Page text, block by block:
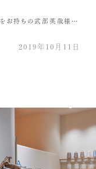
広告・イベント運営会社を経営され、幅広い人脈をお持ちの武部英哉様ご夫妻にお伺いしました ―kokikuを知ったきっかけを教えてください 英哉様：十何年以上前に仕事を通じてkokikuを知りました。 ―kokikuの羽毛布団の使用感はいかがですか？ 英哉様：暖かいというのが第一印象で、今まで使っていたものとの違いに驚きました。出張に行くとホテルの布団が重く感じるので、軽くて暖かい布団でいつも寝られていることに感謝しています。 自分が使って良いなと思う物をプレゼントしたいと思っているので、両親やお客様へのお祝いなどにもkokikuの羽毛布団を贈っています。研究者の父は、数字の裏付けデータをしっかりと持つ、そういう意味では細かくてこだわりのある人だと思いますが、素材と加工にこだわったkokikuの寝具をプレゼントすると喜びます。父だけでなく、プレゼントしたほとんどの人は「今まで使っていたものは何だったのだろう。」と言って本当に喜んでくれます(笑)包装もとても奇麗にして贈っていただけるので、安心してプレゼントすることができます。 ひと美様：寒いときに暖かいだけでなく、暑いときには涼しく快適なので、私と息子は真夏以外の3シーズンを使用しています。 ―寝具を選ぶときのこだわりはありますか？ 英哉様：ベッドのマットレスはアスリート並みにこだわっています(笑) 寝るときの恰好はあまりこだわっていないので、今以上睡眠の質を上げるには、寝ていて楽なパジャマを着るとか、寝る前に心地よい照明や香り（お香やディフィーザー）なども意識したほうが良いのかなと思います。 ひと美様：カバー類やパジャマはコットン素材が好きです。疲れがあまり残らないような気がします。また、枕は羽毛のもの(ダウンピロー)が一番楽です。 ―仕事をするうえで武部さんが大切にしていることは何ですか？ 英哉様：お客様の想像を超えたいと常に思っています。そのためには目の前の仕事を正確にこなすことも大切だと思います。そういう意味で、素材にこだわって良いものを提供して、人を笑顔にさせるkokikuの仕事と一緒だと思います。今後kokikuにはもうひとつ上の質の良い睡眠の提案、例えば香りや照明、マットレス、カバー類のコーディネイト、服などトータル的な寝室のプロデュースをしてほしいなと期待しています。 武部 英哉様株式会社エーアイ・ソリューション 代表取締役社長 小学校2年から高校まで野球漬け、大学時代のイベントの企画運営活動から広告に興味をもちはじめ、2012年に新宿区神楽坂にて医療系広告・イベント運営会社を設立、株式会社エーアイ・ソリューション代表取締役社長となる。妻・息子（10歳）・愛犬（13歳）と暮らす。週末は子供の学童野球を少しだけお手伝い。アンチエージングのため、最近はスポーツジムでパーソナルトレーナーの力を借りて肉体改造中。（笑）将来(老後)の目標は沖縄でカレー屋を開くこと。
2019年10月11日